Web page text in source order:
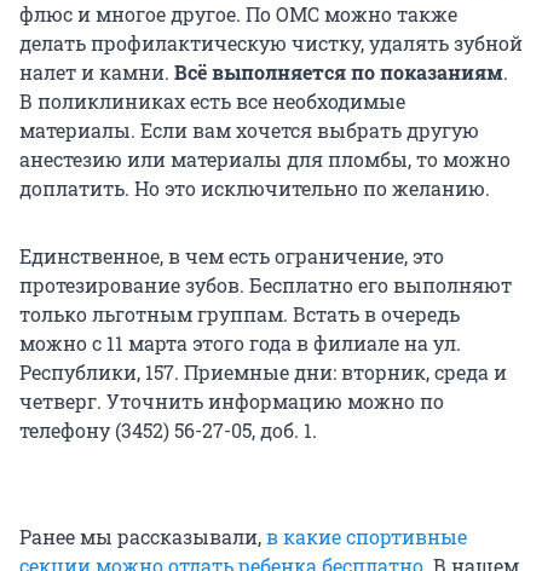
флюс и многое другое. По ОМС можно также
делать профилактическую чистку, удалять зубной
налет и камни. Всё выполняется по показаниям.
В поликлиниках есть все необходимые
материалы. Если вам хочется выбрать другую
анестезию или материалы для пломбы, то можно
доплатить. Но это исключительно по желанию.
Единственное, в чем есть ограничение, это
протезирование зубов. Бесплатно его выполняют
только льготным группам. Встать в очередь
можно с 11 марта этого года в филиале на ул.
Республики, 157. Приемные дни: вторник, среда и
четверг. Уточнить информацию можно по
телефону (3452) 56-27-05, доб. 1.
Ранее мы рассказывали,в какие спортивные
секции можно отдать ребенка бесплатно . В нашем